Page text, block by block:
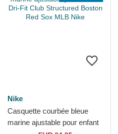
Nike
Casquette courbée bleue
marine ajustable pour enfant